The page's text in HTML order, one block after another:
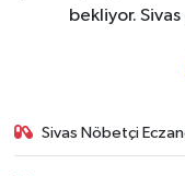
bekliyor.
Sivas Nöbetçi